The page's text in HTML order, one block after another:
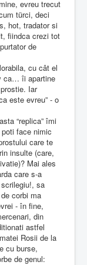
evreu trecut
türci, deci
hot, tradator si
fiindca crezi tot
de
cu cât el
ca… îi apartine
Iar
este evreu” - o
“replica” îmi
face nimic
care te
insulte (care,
Mai ales
care s-a
sa
corbi ma
- în fine,
din
astfel
Rosii de la
cu burse,
de genul: